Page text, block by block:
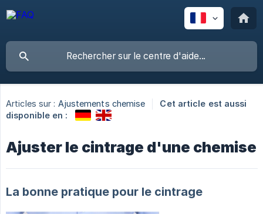
Articles sur : Ajustements chemise
Cet article est aussi
disponible en :
Ajuster le cintrage d'une chemise
La bonne pratique pour le cintrage